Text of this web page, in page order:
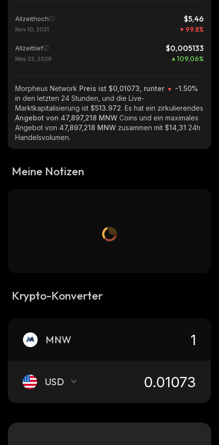
Allzeithoch $5,46
Nov 10, 2021 99,8%
Allzeittief $0,005133
May 23, 2026 109,06%
Morpheus Network Preis ist $0,01073, runter
-1.50%
in den letzten 24 Stunden, und die Live-
Marktkapitalisierung ist $513.972. Es hat ein zirkulierendes
Angebot von 47,897,218 MNW Coins und ein maximales
Angebot von 47,897,218 MNW zusammen mit $14,31 24h
Handelsvolumen.
Meine Notizen
Krypto-Konverter
MNW
USD